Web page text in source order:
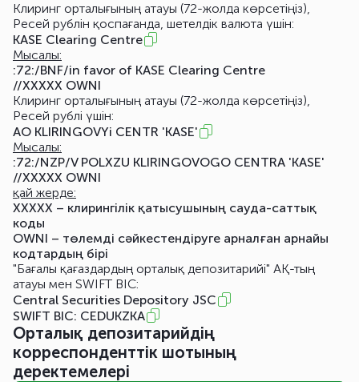
Клиринг орталығының атауы (72-жолда көрсетіңіз),
Ресей рублін қоспағанда, шетелдік валюта үшін:
KASE Clearing Centre
Мысалы:
:72:/BNF/in favor of KASE Clearing Centre
//XXXXX OWNI
Клиринг орталығының атауы (72-жолда көрсетіңіз),
Ресей рублі үшін:
AO KLIRINGOVYi CENTR 'KASE'
Мысалы:
:72:/NZP/V POLXZU KLIRINGOVOGO CENTRA 'KASE'
//XXXXX OWNI
қай жерде:
XXXXX – клирингілік қатысушының сауда-саттық
коды
OWNI – төлемді сәйкестендіруге арналған арнайы
кодтардың бірі
"Бағалы қағаздардың орталық депозитарийі" АҚ-тың
атауы мен SWIFT BIC:
Central Securities Depository JSC
SWIFT BIC: CEDUKZKA
Орталық депозитарийдің
корреспонденттік шотының
деректемелері